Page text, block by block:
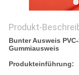
Produkt-
Bunter Ausweis
Gummiausweis
Produkteinführung: